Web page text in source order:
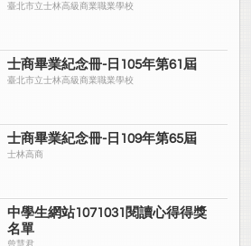
臺北市立士林高級商業職業學校
士商畢業紀念冊-日105年第61屆
臺北市立士林高級商業職業學校
士商畢業紀念冊-日109年第65屆
士林高商
中學生網站1071031閱讀心得得獎
名單
曾慧君